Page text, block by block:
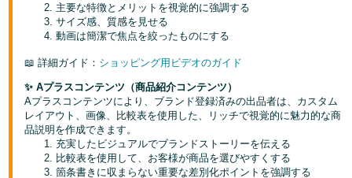
主要な特徴とメリットを視覚的に強調する
サイズ感、質感を見せる
動画は簡潔で焦点を絞ったものにする
📖 詳細ガイド： ショッピング用ビデオのガイド
✨ Aプラスコンテンツ（商品紹介コンテンツ）
Aプラスコンテンツにより、ブランド登録済みの出品者は、カスタム
レイアウト、画像、比較表を使用した、リッチで視覚的に魅力的な商
品説明を作成できます。
充実したビジュアルでブランドストーリーを伝える
比較表を使用して、お客様が商品を選びやすくする
箇条書きに収まらない重要な差別化ポイントを強調する